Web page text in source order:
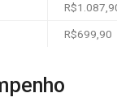
R$699,90